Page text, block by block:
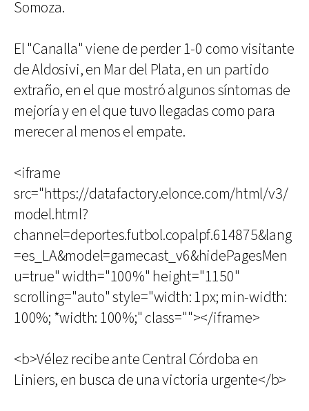
Somoza.
El "Canalla" viene de perder 1-0 como visitante
de Aldosivi, en Mar del Plata, en un partido
extraño, en el que mostró algunos síntomas de
mejoría y en el que tuvo llegadas como para
merecer al menos el empate.
<iframe
src="https://datafactory.elonce.com/html/v3/
model.html?
channel=deportes.futbol.copalpf.614875&lang
=es_LA&model=gamecast_v6&hidePagesMen
u=true" width="100%" height="1150"
scrolling="auto" style="width: 1px; min-width:
100%; *width: 100%;" class=""></iframe>
<b>Vélez recibe ante Central Córdoba en
Liniers, en busca de una victoria urgente</b>